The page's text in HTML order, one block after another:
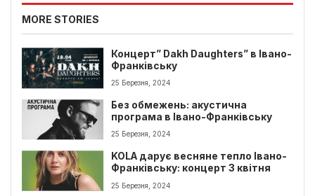
MORE STORIES
Концерт” Dakh Daughters” в Івано-
Франківську
25 Березня, 2024
Без обмежень: акустична
програма в Івано-Франківську
25 Березня, 2024
KOLA дарує весняне тепло Івано-
Франківську: концерт 3 квітня
25 Березня, 2024